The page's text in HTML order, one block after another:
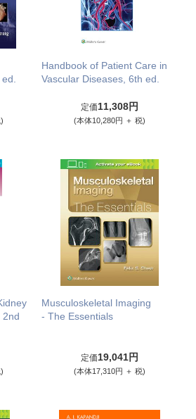
Handbook of Patient Care in
Vascular Diseases, 6th ed.
定価11,308円
(本体10,280円 ＋ 税)
2nd
Musculoskeletal Imaging
- The Essentials
定価19,041円
(本体17,310円 ＋ 税)